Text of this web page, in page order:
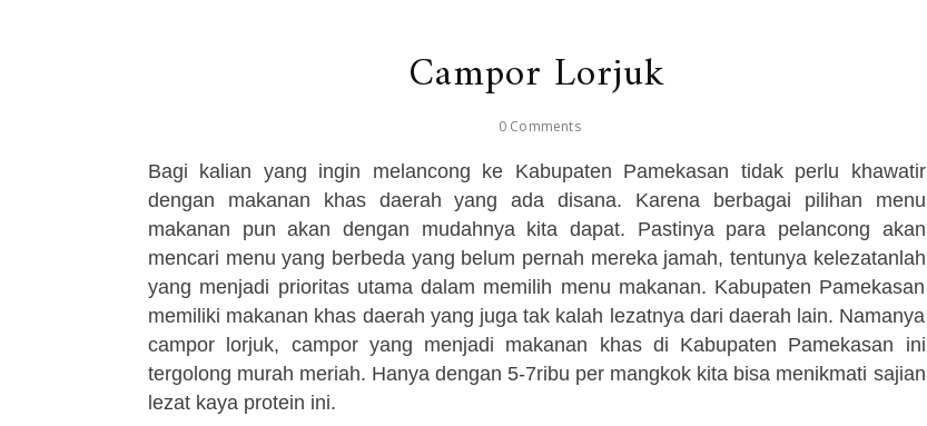
Campor Lorjuk
0 Comments
Bagi kalian yang ingin melancong ke Kabupaten Pamekasan tidak perlu khawatir
dengan makanan khas daerah yang ada disana. Karena berbagai pilihan menu
makanan pun akan dengan mudahnya kita dapat. Pastinya para pelancong akan
mencari menu yang berbeda yang belum pernah mereka jamah, tentunya kelezatanlah
yang menjadi prioritas utama dalam memilih menu makanan. Kabupaten Pamekasan
memiliki makanan khas daerah yang juga tak kalah lezatnya dari daerah lain. Namanya
campor lorjuk, campor yang menjadi makanan khas di Kabupaten Pamekasan ini
tergolong murah meriah. Hanya dengan 5-7ribu per mangkok kita bisa menikmati sajian
lezat kaya protein ini.